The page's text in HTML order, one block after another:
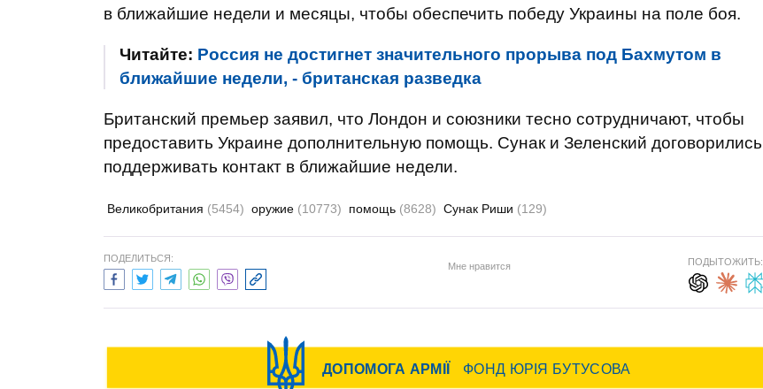
в ближайшие недели и месяцы, чтобы обеспечить победу Украины на поле боя.
Читайте: Россия не достигнет значительного прорыва под Бахмутом в
ближайшие недели, - британская разведка
Британский премьер заявил, что Лондон и союзники тесно сотрудничают, чтобы
предоставить Украине дополнительную помощь. Сунак и Зеленский договорились
поддерживать контакт в ближайшие недели.
Великобритания (5454) оружие (10773) помощь (8628) Сунак Риши (129)
ПОДЕЛИТЬСЯ:
Мне нравится ПОДЫТОЖИТЬ: